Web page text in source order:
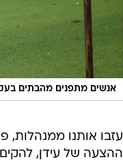
אנשים מתפנים מהבתים
עזבו אותנו ממנהלות,
ההצעה של עידן,